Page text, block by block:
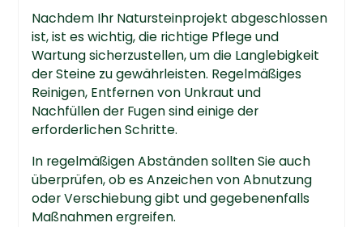
Nachdem Ihr Natursteinprojekt abgeschlossen
ist, ist es wichtig, die richtige Pflege und
Wartung sicherzustellen, um die Langlebigkeit
der Steine zu gewährleisten. Regelmäßiges
Reinigen, Entfernen von Unkraut und
Nachfüllen der Fugen sind einige der
erforderlichen Schritte.
In regelmäßigen Abständen sollten Sie auch
überprüfen, ob es Anzeichen von Abnutzung
oder Verschiebung gibt und gegebenenfalls
Maßnahmen ergreifen.